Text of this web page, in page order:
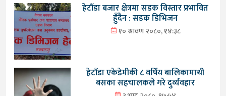
हेटौंडा बजार क्षेत्रमा सडक विस्तार प्रभावित
हुँदैन : सडक डिभिजन
१० श्रावण २०८०, १४:३८
हेटौंडा एकेडेमीकी ८ वर्षिय बालिकामाथी
बसका सहचालकले गरे दुर्व्यवहार